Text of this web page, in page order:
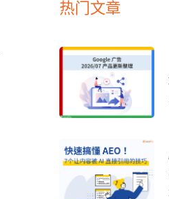
热门文章